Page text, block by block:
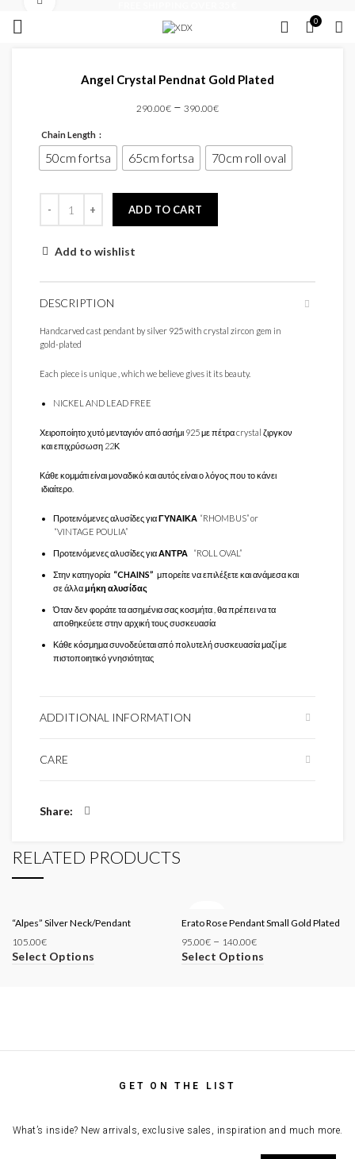
0
Angel Crystal Pendnat Gold Plated
290.00€ – 390.00€
Chain Length
50cm fortsa 65cm fortsa 70cm roll oval
ADD TO CART
Add to wishlist
DESCRIPTION
Handcarved cast pendant by silver 925 with crystal zircon gem in
gold-plated
Each piece is unique , which we believe gives it its beauty.
NICKEL AND LEAD FREE
Χειροποίητο χυτό μενταγιόν από ασήμι 925 με πέτρα crystal ζιργκον
και επιχρύσωση 22Κ
Κάθε κομμάτι είναι μοναδικό και αυτός είναι ο λόγος που το κάνει
ιδιαίτερο.
Προτεινόμενες αλυσίδες γιαΓΥΝΑΙΚΑ “RHOMBUS” or
“VINTAGE POULIA”
Προτεινόμενες αλυσίδες γιαΑΝΤΡΑ “ROLL OVAL”
Στην κατηγορία “CHAINS” μπορείτε να επιλέξετε και ανάμεσα και
σε άλλαμήκη αλυσίδας
Όταν δεν φοράτε τα ασημένια σας κοσμήτα , θα πρέπει να τα
αποθηκεύετε στην αρχική τους συσκευασία
Κάθε κόσμημα συνοδεύεται από πολυτελή συσκευασία μαζί με
πιστοποιητικό γνησιότητας
ADDITIONAL INFORMATION
CARE
Share
RELATED PRODUCTS
“Alpes” Silver Neck/Pendant
105.00€
Select Options
OUT
Erato Rose Pendant Small Gold Plated
95.00€ – 140.00€
Select Options
GET ON THE LIST
What’s inside? New arrivals, exclusive sales, inspiration and much more.